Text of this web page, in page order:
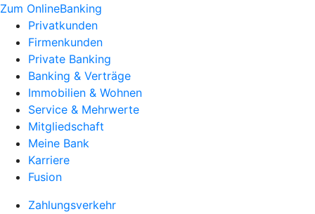
Zum OnlineBanking
Privatkunden
Firmenkunden
Private Banking
Banking & Verträge
Immobilien & Wohnen
Service & Mehrwerte
Mitgliedschaft
Meine Bank
Karriere
Fusion
Zahlungsverkehr